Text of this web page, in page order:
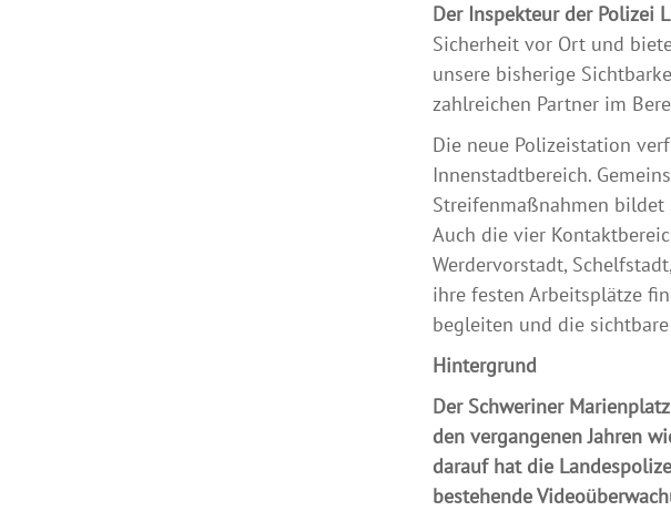
Der Inspekteur der Polizei
Sicherheit vor Ort und
unsere bisherige
zahlreichen Partner im
Die neue Polizeistation
Innenstadtbereich.
Streifenmaßnahmen
Auch die vier
Werdervorstadt,
ihre festen Arbeitsplätze
begleiten und die
Hintergrund
Der Schweriner
den vergangenen Jahren
darauf hat die
bestehende